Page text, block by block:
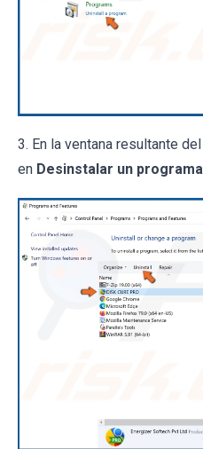
3. En la ventana resultante del
en Desinstalar un programa